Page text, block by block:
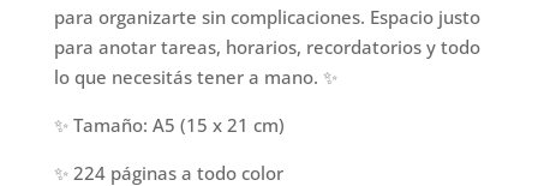
para organizarte sin complicaciones. Espacio justo
para anotar tareas, horarios, recordatorios y todo
lo que necesitás tener a mano. ✨
✨ Tamaño: A5 (15 x 21 cm)
✨ 224 páginas a todo color